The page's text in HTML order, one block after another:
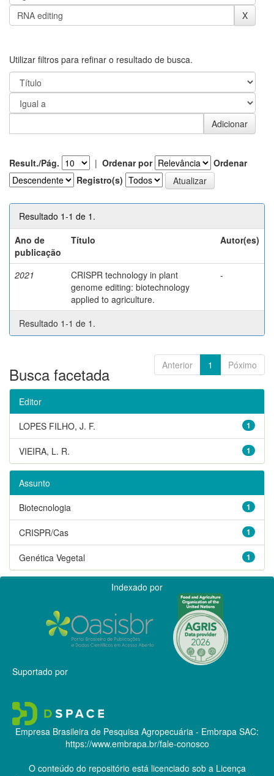
Utilizar filtros para refinar o resultado de busca.
Result./Pág. | Ordenar por
Ordenar
Registro(s)
Resultado 1-1 de 1.
Ano de
publicação
Título Autor(es)
2021
CRISPR technology in plant
genome editing: biotechnology
applied to agriculture.
-
Resultado 1-1 de 1.
Anterior 1 Póximo
Busca facetada
Editor
1
LOPES FILHO, J. F.
1
VIEIRA, L. R.
Assunto
1
Biotecnologia
1
CRISPR/Cas
1
Genética Vegetal
Indexado por
Suportado por
Empresa Brasileira de Pesquisa Agropecuária - Embrapa SAC:
https://www.embrapa.br/fale-conosco
O conteúdo do repositório está licenciado sob a Licença